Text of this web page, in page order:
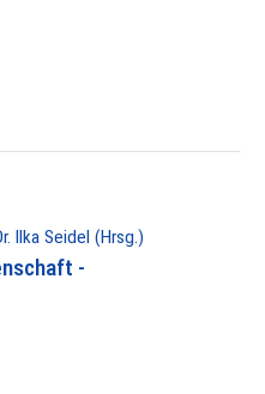
Ilka Seidel (Hrsg.)
-